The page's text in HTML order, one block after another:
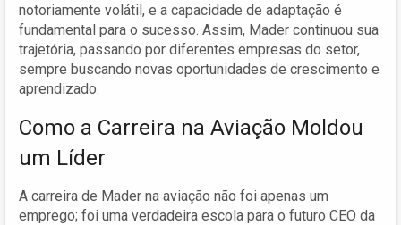
notoriamente volátil, e a capacidade de adaptação é
fundamental para o sucesso. Assim, Mader continuou sua
trajetória, passando por diferentes empresas do setor,
sempre buscando novas oportunidades de crescimento e
aprendizado.
Como a Carreira na Aviação Moldou
um Líder
A carreira de Mader na aviação não foi apenas um
emprego; foi uma verdadeira escola para o futuro CEO da